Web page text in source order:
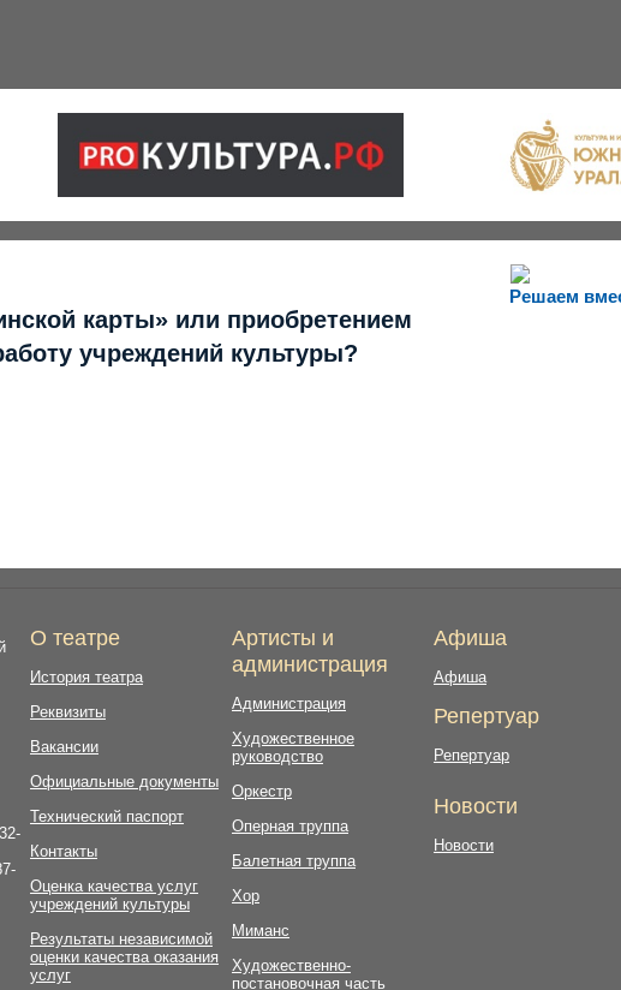
Решаем
карты» или приобретением
учреждений культуры?
О театре
История театра
Реквизиты
Вакансии
Официальные документы
Технический паспорт
Контакты
Оценка качества услуг
учреждений культуры
Результаты независимой
оценки качества оказания
услуг
Артисты и
администрация
Администрация
Художественное
руководство
Оркестр
Оперная труппа
Балетная труппа
Хор
Миманс
Художественно-
постановочная часть
Афиша
Афиша
Репертуар
Репертуар
Новости
Новости